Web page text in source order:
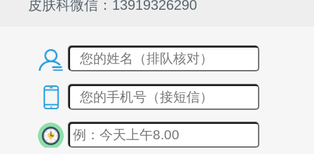
皮肤科微信：13919326290